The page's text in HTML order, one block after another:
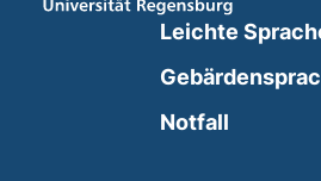
opens in a new window)
Leichte
Notfall